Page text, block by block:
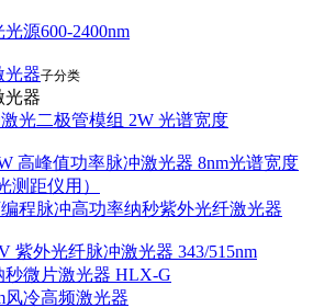
源600-2400nm
光器子分类
光器
光二极管模组 2W 光谱宽度
高峰值功率脉冲激光器 8nm光谱宽度
测距仪用）
程脉冲高功率纳秒紫外光纤激光器
紫外光纤脉冲激光器 343/515nm
秒微片激光器 HLX-G
风冷高频激光器